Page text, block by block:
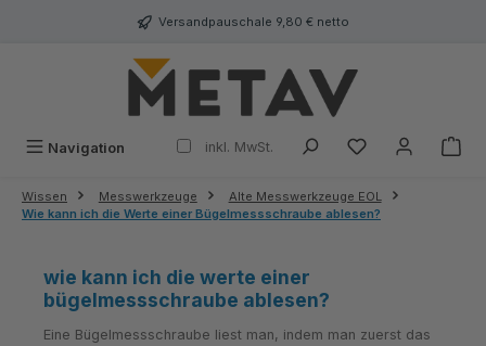
Versandpauschale 9,80 € netto
Navigation inkl. MwSt.
Wissen Messwerkzeuge
Alte Messwerkzeuge EOL
Wie kann ich die Werte einer Bügelmessschraube ablesen?
wie kann ich die werte einer
bügelmessschraube ablesen?
Eine Bügelmessschraube liest man, indem man zuerst das